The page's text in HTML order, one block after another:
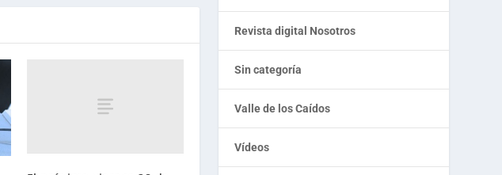
Revista digital Nosotros
Sin categoría
Valle de los Caídos
Vídeos